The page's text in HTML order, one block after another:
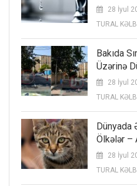
28 İyul
TURAL
Bakıda
Üzərinə
28 İyul
TURAL
Dünyada
Ölkələr –
28 İyul
TURAL